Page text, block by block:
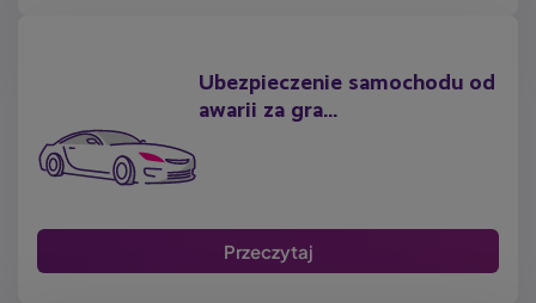
Ubezpieczenie samochodu od
awarii za gra...
Przeczytaj